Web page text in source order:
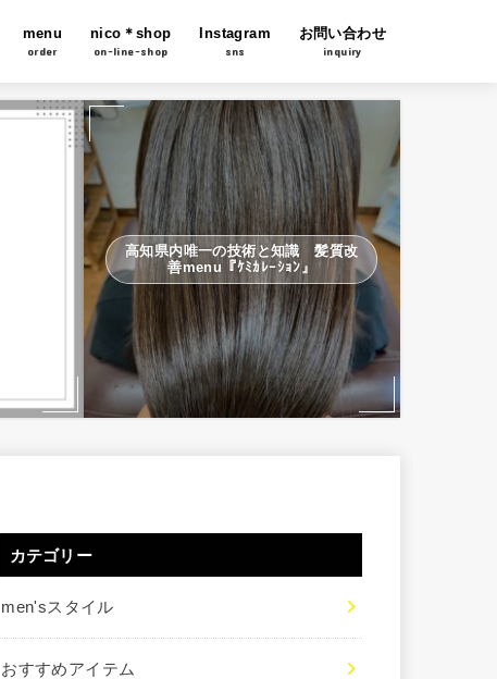
menu
order
nico＊shop
on-line-shop
Instagram
sns
お問い合わせ
inquiry
高知県内唯一の技術と知識 髪質改
善menu『ｹﾐｶﾚｰｼｮﾝ』
カテゴリー
men'sスタイル
おすすめアイテム